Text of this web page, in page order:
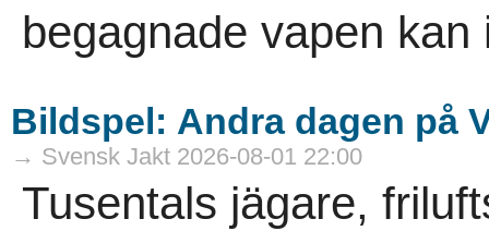
­begagnade vapen
Bildspel: Andra dagen på
→ Svensk Jakt 2026-08-01 22:00
Tusentals jägare,